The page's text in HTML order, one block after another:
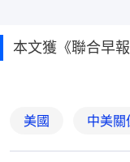
本文獲《聯合早
美國 中美關